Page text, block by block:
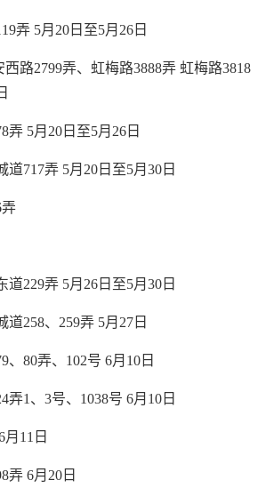
弄 5月20日至5月26日
路2799弄、虹梅路3888弄 虹梅路3818
弄 5月20日至5月26日
717弄 5月20日至5月30日
229弄 5月26日至5月30日
258、259弄 5月27日
、80弄、102号 6月10日
弄1、3号、1038号 6月10日
11日
弄 6月20日